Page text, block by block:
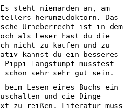
steht niemanden an, am
herumzudoktorn. Das
Urheberrecht ist in dem
als Leser hast du die
nicht zu kaufen und zu
kannst du ein besseres
Langstumpf müsstest
sehr sehr gut sein.
Lesen eines Buchs ein
und die Dinge
zu reißen. Literatur muss